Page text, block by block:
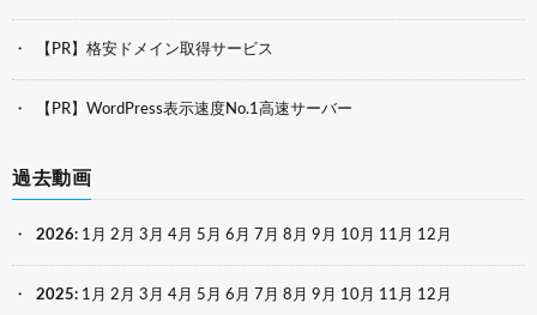
【PR】格安ドメイン取得サービス
【PR】WordPress表示速度No.1高速サーバー
過去動画
2026: 1月 2月 3月 4月 5月 6月 7月 8月 9月 10月 11月 12月
2025: 1月 2月 3月 4月 5月 6月 7月 8月 9月 10月 11月 12月